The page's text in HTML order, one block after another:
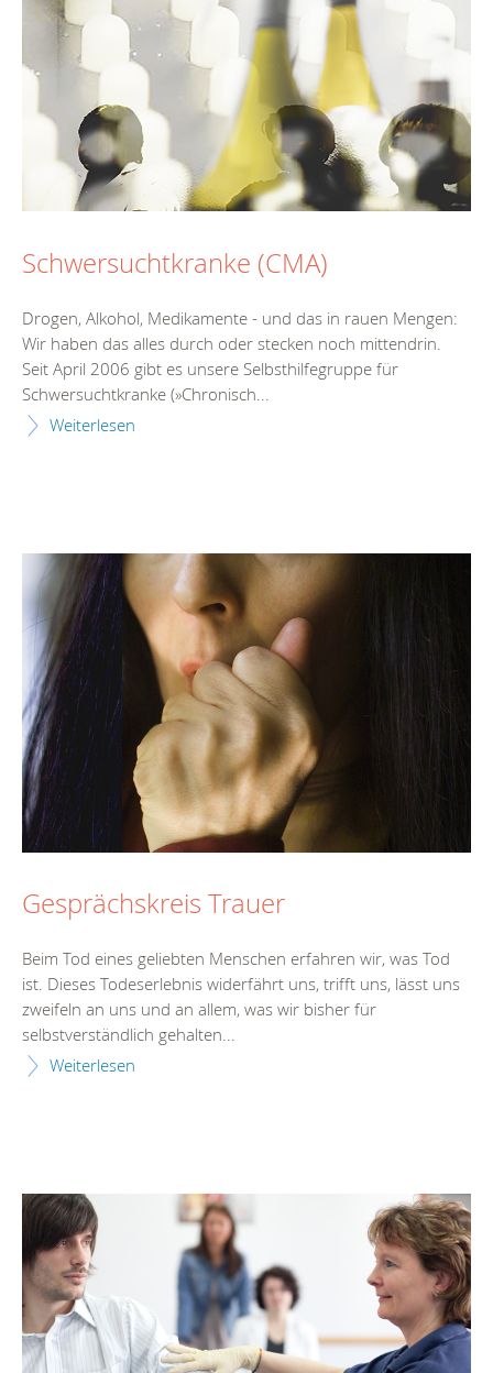
Schwersuchtkranke (CMA)
Drogen, Alkohol, Medikamente - und das in rauen Mengen:
Wir haben das alles durch oder stecken noch mittendrin.
Seit April 2006 gibt es unsere Selbsthilfegruppe für
Schwersuchtkranke (»Chronisch...
Weiterlesen
Gesprächskreis Trauer
Beim Tod eines geliebten Menschen erfahren wir, was Tod
ist. Dieses Todeserlebnis widerfährt uns, trifft uns, lässt uns
zweifeln an uns und an allem, was wir bisher für
selbstverständlich gehalten...
Weiterlesen